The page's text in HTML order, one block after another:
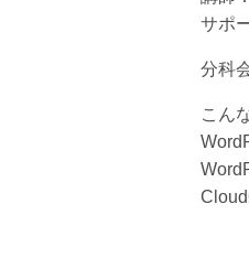
サポ
分科
こん